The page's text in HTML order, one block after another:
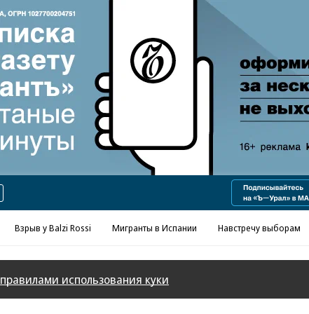
Реклама в «Ъ» www.kommersant.ru/ad
Взрыв у Balzi Rossi Мигранты в Испании Навстречу выборам
правилами использования куки